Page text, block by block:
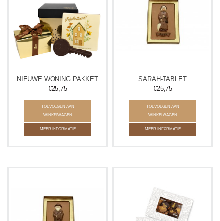
NIEUWE WONING PAKKET
€25,75
TOEVOEGEN AAN
WINKELWAGEN
MEER INFORMATIE
SARAH-TABLET
€25,75
TOEVOEGEN AAN
WINKELWAGEN
MEER INFORMATIE